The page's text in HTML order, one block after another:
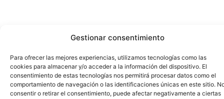
Gestionar consentimiento
Para ofrecer las mejores experiencias, utilizamos tecnologías como las
cookies para almacenar y/o acceder a la información del dispositivo. El
consentimiento de estas tecnologías nos permitirá procesar datos como el
comportamiento de navegación o las identificaciones únicas en este sitio.
consentir o retirar el consentimiento, puede afectar negativamente a ciertas